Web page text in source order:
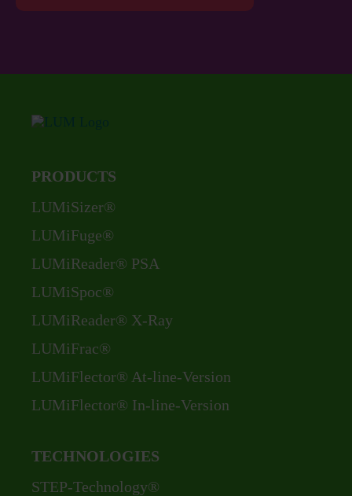
PRODUCTS
Skip
navigation
LUMiSizer®
LUMiFuge®
LUMiReader® PSA
LUMiSpoc®
LUMiReader® X-Ray
LUMiFrac®
LUMiFlector® At-line-Version
LUMiFlector® In-line-Version
TECHNOLOGIES
Skip
STEP-Technology®